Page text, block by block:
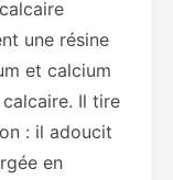
une résine
et calcium
calcaire. Il tire
: il adoucit
en